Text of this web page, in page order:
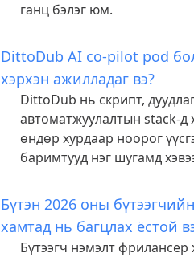
ганц бэлэг юм.
DittoDub AI co-pilot pod
хэрхэн ажилладаг вэ?
DittoDub нь скрипт,
автоматжуулалтын stack-д
өндөр хурдаар ноорог
баримтууд нэг шугамд
Бүтэн 2026 оны
хамтад нь багцлах ёстой
Бүтээгч нэмэлт фрилансер